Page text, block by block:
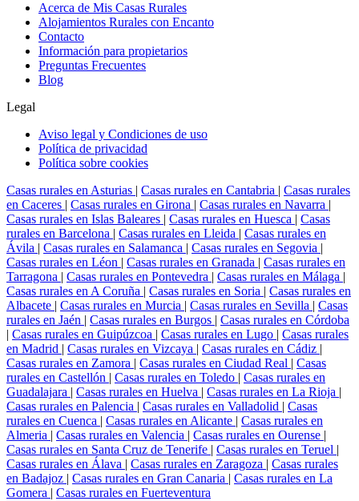
Acerca de Mis Casas Rurales
Alojamientos Rurales con Encanto
Contacto
Información para propietarios
Preguntas Frecuentes
Blog
Legal
Aviso legal y Condiciones de uso
Política de privacidad
Política sobre cookies
Casas rurales en Asturias | Casas rurales en Cantabria | Casas rurales
en Caceres | Casas rurales en Girona | Casas rurales en Navarra |
Casas rurales en Islas Baleares | Casas rurales en Huesca | Casas
rurales en Barcelona | Casas rurales en Lleida | Casas rurales en
Ávila | Casas rurales en Salamanca | Casas rurales en Segovia |
Casas rurales en Léon | Casas rurales en Granada | Casas rurales en
Tarragona | Casas rurales en Pontevedra | Casas rurales en Málaga |
Casas rurales en A Coruña | Casas rurales en Soria | Casas rurales en
Albacete | Casas rurales en Murcia | Casas rurales en Sevilla | Casas
rurales en Jaén | Casas rurales en Burgos | Casas rurales en Córdoba
| Casas rurales en Guipúzcoa | Casas rurales en Lugo | Casas rurales
en Madrid | Casas rurales en Vizcaya | Casas rurales en Cádiz |
Casas rurales en Zamora | Casas rurales en Ciudad Real | Casas
rurales en Castellón | Casas rurales en Toledo | Casas rurales en
Guadalajara | Casas rurales en Huelva | Casas rurales en La Rioja |
Casas rurales en Palencia | Casas rurales en Valladolid | Casas
rurales en Cuenca | Casas rurales en Alicante | Casas rurales en
Almeria | Casas rurales en Valencia | Casas rurales en Ourense |
Casas rurales en Santa Cruz de Tenerife | Casas rurales en Teruel |
Casas rurales en Álava | Casas rurales en Zaragoza | Casas rurales
en Badajoz | Casas rurales en Gran Canaria | Casas rurales en La
Gomera | Casas rurales en Fuerteventura